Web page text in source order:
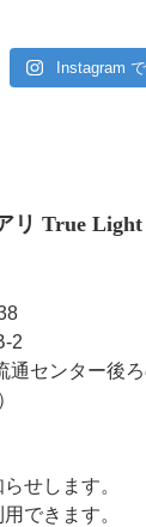
Instagram
リ True Light
2
センター後ろ
せします。
できます。